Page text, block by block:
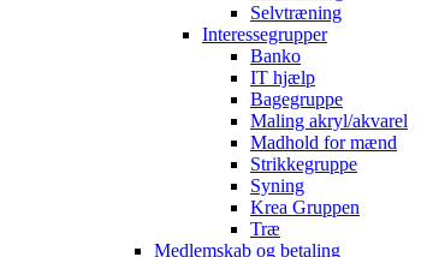
Selvtræning
Interessegrupper
Banko
IT hjælp
Bagegruppe
Maling akryl/akvarel
Madhold for mænd
Strikkegruppe
Syning
Krea Gruppen
Træ
Medlemskab og betaling